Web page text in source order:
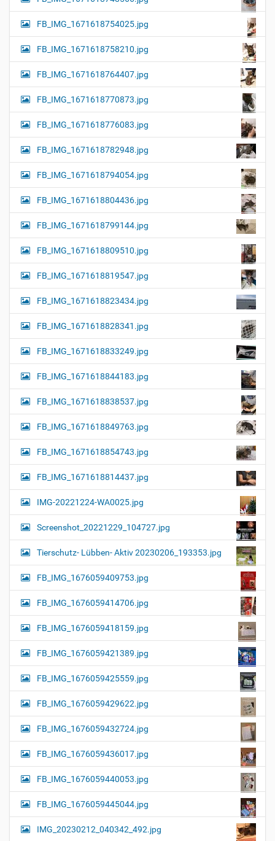
FB_IMG_1671618754025.jpg
FB_IMG_1671618758210.jpg
FB_IMG_1671618764407.jpg
FB_IMG_1671618770873.jpg
FB_IMG_1671618776083.jpg
FB_IMG_1671618782948.jpg
FB_IMG_1671618794054.jpg
FB_IMG_1671618804436.jpg
FB_IMG_1671618799144.jpg
FB_IMG_1671618809510.jpg
FB_IMG_1671618819547.jpg
FB_IMG_1671618823434.jpg
FB_IMG_1671618828341.jpg
FB_IMG_1671618833249.jpg
FB_IMG_1671618844183.jpg
FB_IMG_1671618838537.jpg
FB_IMG_1671618849763.jpg
FB_IMG_1671618854743.jpg
FB_IMG_1671618814437.jpg
IMG-20221224-WA0025.jpg
Screenshot_20221229_104727.jpg
Tierschutz- Lübben- Aktiv 20230206_193353.jpg
FB_IMG_1676059409753.jpg
FB_IMG_1676059414706.jpg
FB_IMG_1676059418159.jpg
FB_IMG_1676059421389.jpg
FB_IMG_1676059425559.jpg
FB_IMG_1676059429622.jpg
FB_IMG_1676059432724.jpg
FB_IMG_1676059436017.jpg
FB_IMG_1676059440053.jpg
FB_IMG_1676059445044.jpg
IMG_20230212_040342_492.jpg